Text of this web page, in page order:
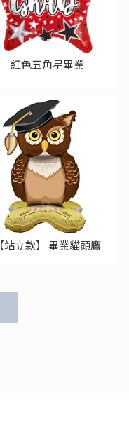
紅色五角星畢業
【站立款】 畢業貓頭鷹